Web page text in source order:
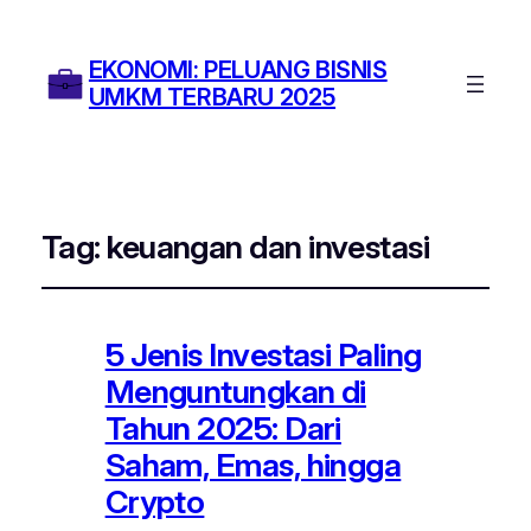
EKONOMI: PELUANG BISNIS
UMKM TERBARU 2025
Tag: keuangan dan investasi
5 Jenis Investasi Paling
Menguntungkan di
Tahun 2025: Dari
Saham, Emas, hingga
Crypto